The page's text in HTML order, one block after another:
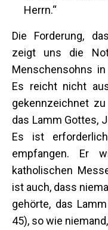
Herrn.“
Die Forderung,
zeigt uns die
Menschensohns
Es reicht nicht
gekennzeichnet
das Lamm Gottes,
Es ist
empfangen. Er
katholischen
ist auch, dass
gehörte, das
45), so wie